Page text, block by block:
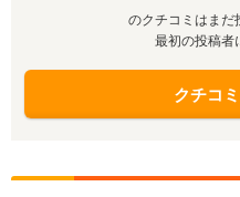
のクチコミはまだ
最初の投稿者
クチコ